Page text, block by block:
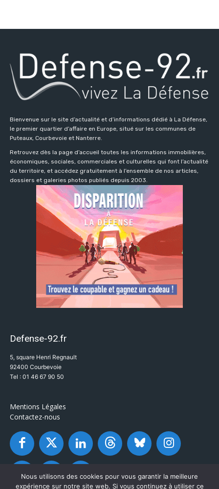
Bienvenue sur le site d’actualité et d’informations dédié à La Défense,
le premier quartier d’affaire en Europe, situé sur les communes de
Puteaux, Courbevoie et Nanterre.
Retrouvez dès la page d’accueil toutes les informations immobilières,
économiques, sociales, commerciales et culturelles qui font l’actualité
du territoire, et accédez gratuitement à l’ensemble de nos articles,
dossiers et galeries photos publiés depuis 2003.
Defense-92.fr
5, square Henri Regnault
92400 Courbevoie
Tel : 01 46 67 90 50
Mentions Légales
Contactez-nous
Nous utilisons des cookies pour vous garantir la meilleure
expérience sur notre site web. Si vous continuez à utiliser ce